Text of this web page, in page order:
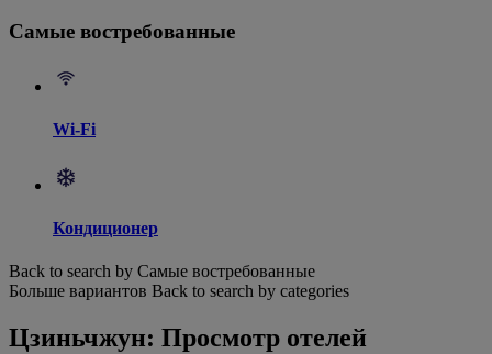
Самые востребованные
Wi-Fi
Кондиционер
Back to search by Самые востребованные
Больше вариантов Back to search by categories
Цзиньчжун: Просмотр отелей